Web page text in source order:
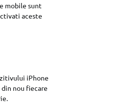
mobile sunt
aceste
iPhone
nou fiecare